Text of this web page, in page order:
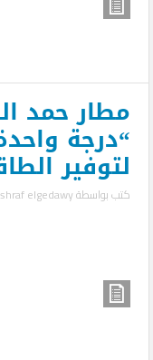
مطار حمد
“درجة
لتوفير
كتب بواسطةelgedawy